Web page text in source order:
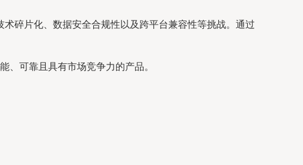
碎片化、数据安全合规性以及跨平台兼容性等挑战。通过
、可靠且具有市场竞争力的产品。